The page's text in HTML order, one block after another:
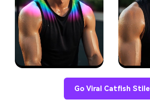
Go Viral Catfish Stile